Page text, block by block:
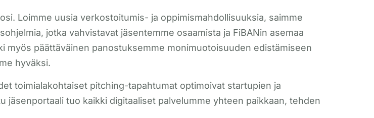
Loimme uusia verkostoitumis- ja oppimismahdollisuuksia, saimme
jotka vahvistavat jäsentemme osaamista ja FiBANin asemaa
myös päättäväinen panostuksemme monimuotoisuuden edistämiseen
hyväksi.
toimialakohtaiset pitching-tapahtumat optimoivat startupien ja
jäsenportaali tuo kaikki digitaaliset palvelumme yhteen paikkaan, tehden